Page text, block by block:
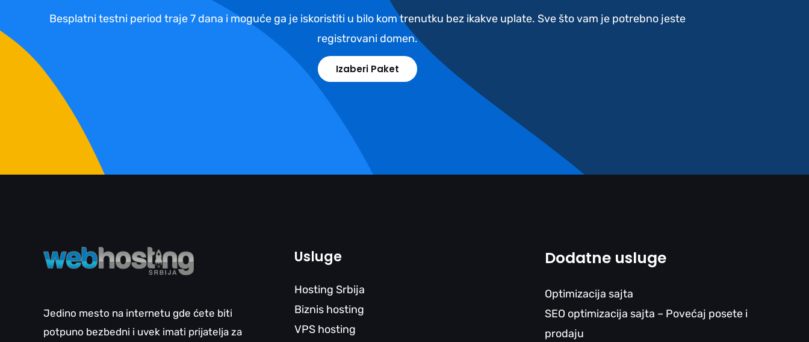
Besplatni testni period traje 7 dana i moguće ga je iskoristiti u bilo kom trenutku bez ikakve uplate. Sve što vam je potrebno jeste
registrovani domen.
Izaberi Paket
Jedino mesto na internetu gde ćete biti
potpuno bezbedni i uvek imati prijatelja za
Usluge
Hosting Srbija
Biznis hosting
VPS hosting
Dodatne usluge
Optimizacija sajta
SEO optimizacija sajta – Povećaj posete i
prodaju